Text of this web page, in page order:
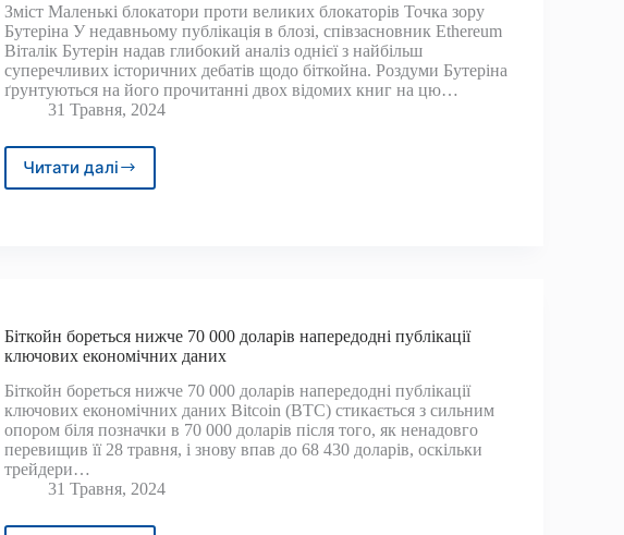
Зміст Маленькі блокатори проти великих блокаторів Точка зору
Бутеріна У недавньому публікація в блозі, співзасновник Ethereum
Віталік Бутерін надав глибокий аналіз однієї з найбільш
суперечливих історичних дебатів щодо біткойна. Роздуми Бутеріна
ґрунтуються на його прочитанні двох відомих книг на цю…
31 Травня, 2024
Читати далі
Віталік
Бутерін
Біткойн бореться нижче 70 000 доларів напередодні публікації
ключових економічних даних
Біткойн бореться нижче 70 000 доларів напередодні публікації
ключових економічних даних Bitcoin (BTC) стикається з сильним
опором біля позначки в 70 000 доларів після того, як ненадовго
перевищив її 28 травня, і знову впав до 68 430 доларів, оскільки
трейдери…
31 Травня, 2024